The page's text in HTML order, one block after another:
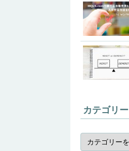
カテゴリー